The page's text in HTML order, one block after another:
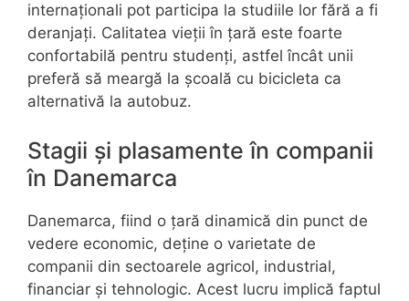
internaționali pot participa la studiile lor fără a fi
deranjați. Calitatea vieții în țară este foarte
confortabilă pentru studenți, astfel încât unii
preferă să meargă la școală cu bicicleta ca
alternativă la autobuz.
Stagii și plasamente în companii
în Danemarca
Danemarca, fiind o țară dinamică din punct de
vedere economic, deține o varietate de
companii din sectoarele agricol, industrial,
financiar și tehnologic. Acest lucru implică faptul